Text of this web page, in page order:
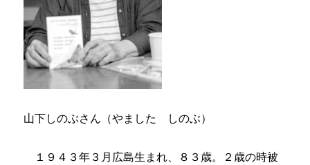
山下しのぶさん（やました しのぶ）
１９４３年３月広島生まれ、８３歳。２歳の時被